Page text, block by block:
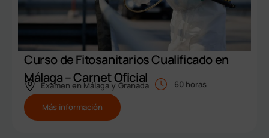
Curso de Fitosanitarios Cualificado en
Málaga – Carnet Oficial
Examen en MálagayGranada 60 horas
Más información